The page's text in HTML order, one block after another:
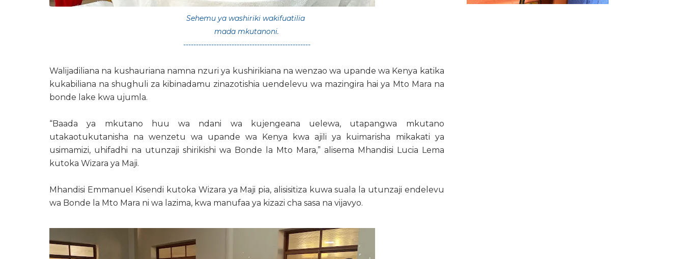
Sehemu ya washiriki wakifuatilia
mada mkutanoni.
--------------------------------------------------
Walijadiliana na kushauriana namna nzuri ya kushirikiana na wenzao wa upande wa Kenya katika
kukabiliana na shughuli za kibinadamu zinazotishia uendelevu wa mazingira hai ya Mto Mara na
bonde lake kwa ujumla.
“Baada ya mkutano huu wa ndani wa kujengeana uelewa, utapangwa mkutano
utakaotukutanisha na wenzetu wa upande wa Kenya kwa ajili ya kuimarisha mikakati ya
usimamizi, uhifadhi na utunzaji shirikishi wa Bonde la Mto Mara,” alisema Mhandisi Lucia Lema
kutoka Wizara ya Maji.
Mhandisi Emmanuel Kisendi kutoka Wizara ya Maji pia, alisisitiza kuwa suala la utunzaji endelevu
wa Bonde la Mto Mara ni wa lazima, kwa manufaa ya kizazi cha sasa na vijavyo.